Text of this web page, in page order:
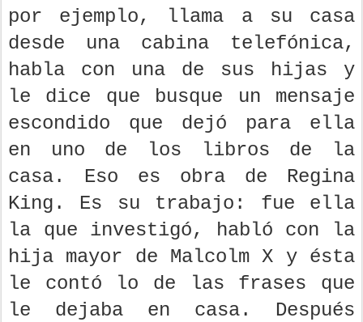
por ejemplo, llama a su casa
desde una cabina telefónica,
habla con una de sus hijas y
le dice que busque un mensaje
escondido que dejó para ella
en uno de los libros de la
casa. Eso es obra de Regina
King. Es su trabajo: fue ella
la que investigó, habló con la
hija mayor de Malcolm X y ésta
le contó lo de las frases que
le dejaba en casa. Después